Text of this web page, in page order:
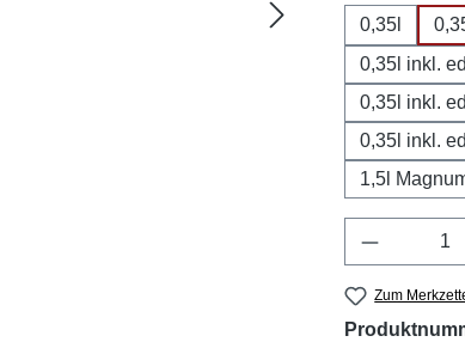
0,35l
0,35l inkl.
0,35l inkl.
0,35l inkl.
1,5l
Produkt
Zum